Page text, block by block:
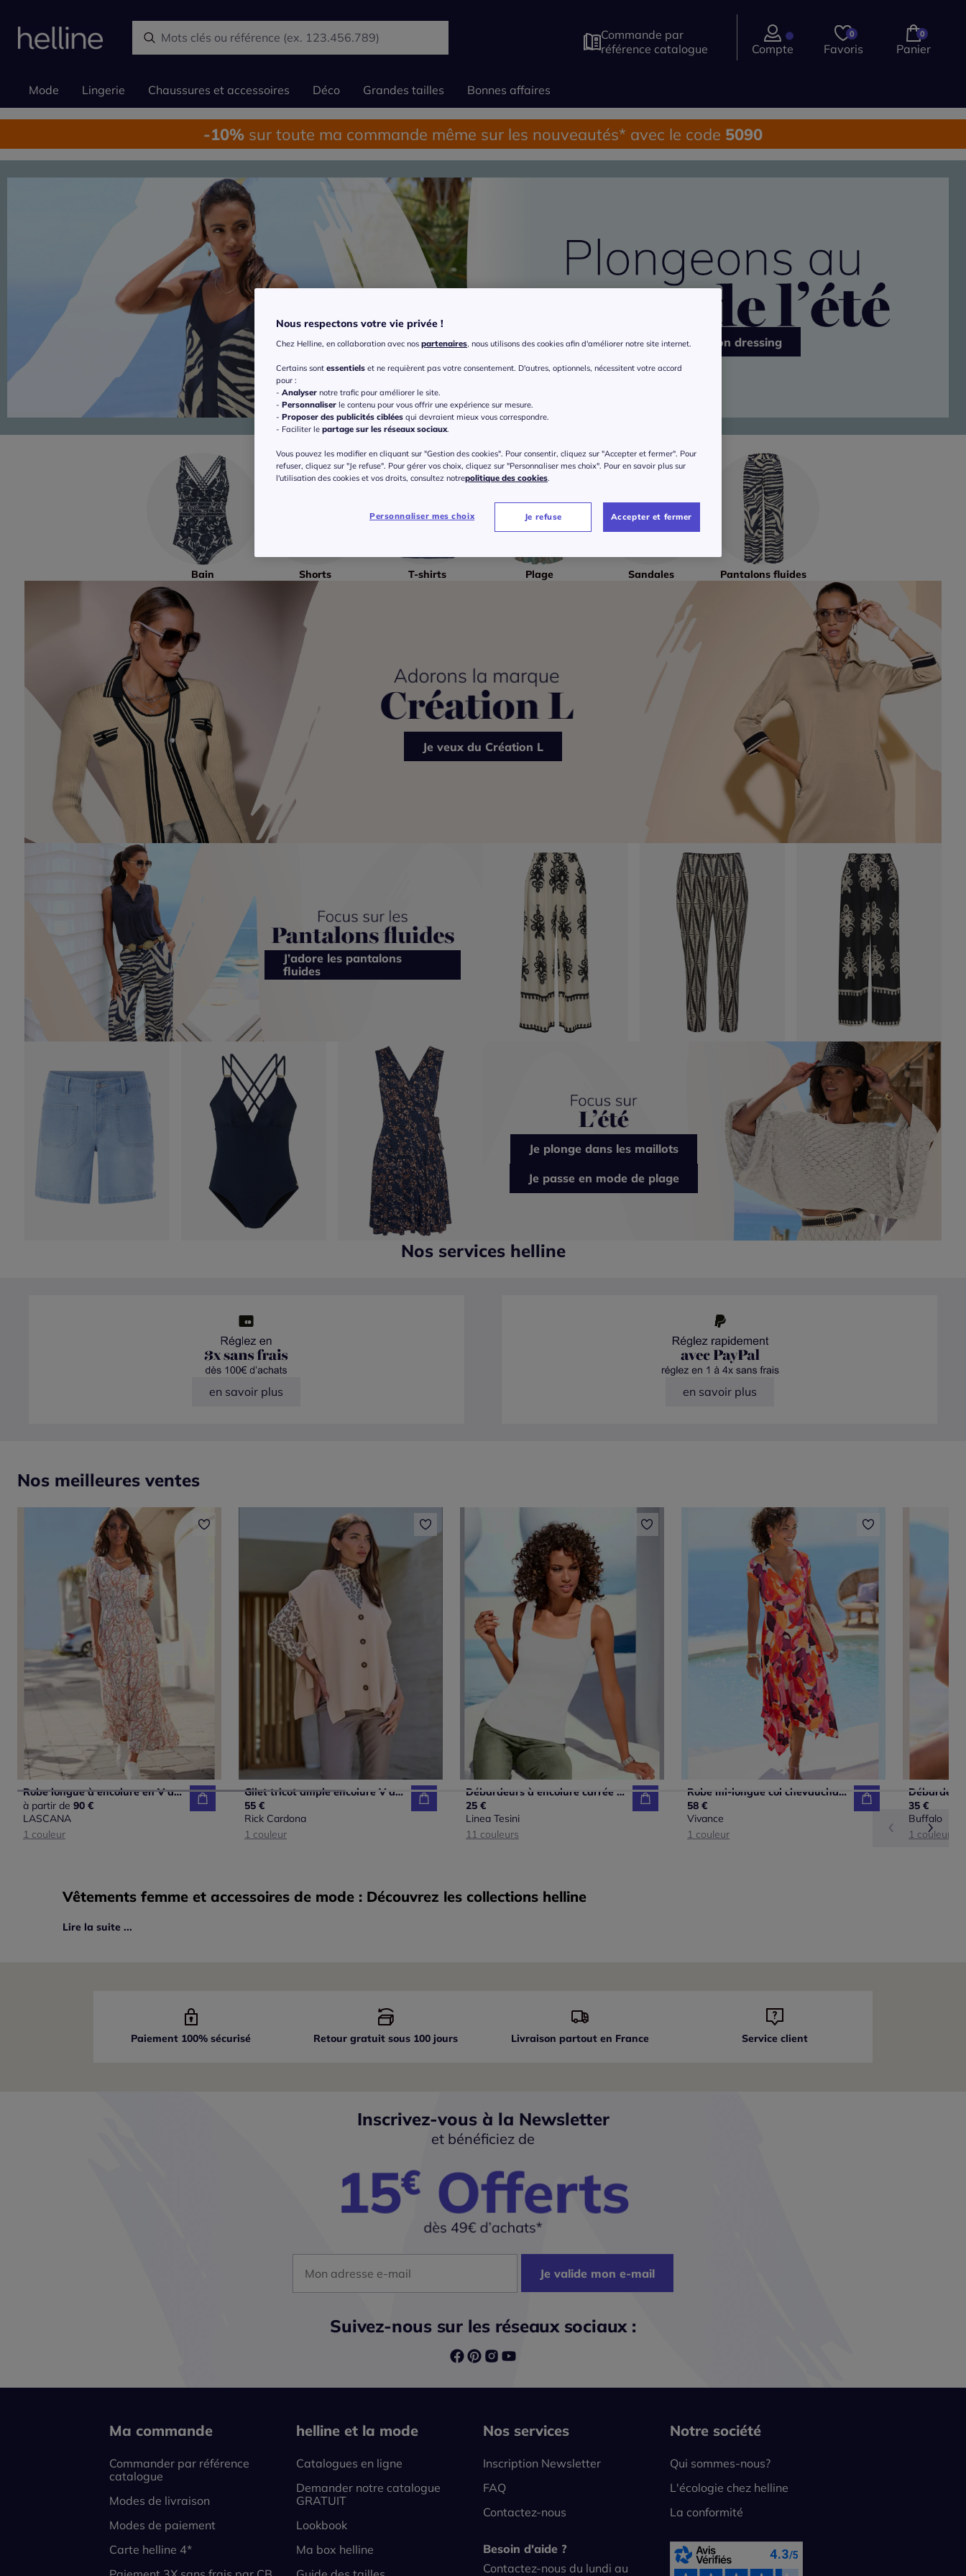
Commande par
référence catalogue
Compte
0
Favoris
0
Panier
Mode Lingerie Chaussures et accessoires Déco Grandes tailles Bonnes affaires
-10% sur toute ma commande même sur les nouveautés* avec le code 5090
J’ensoleille mon dressing
Bain Shorts T-shirts Plage Sandales Pantalons fluides
Je veux du Création L
J’adore les pantalons
fluides
Je plonge dans les maillots
Je passe en mode de plage
Nos services helline
en savoir plus en savoir plus
Nos meilleures ventes
Robe longue à encolure en V avec manches bouffantes et empiècement smocké
à partir de 90 €
LASCANA
1 couleur
Gilet tricot ample encolure V avec liens noués
55 €
Rick Cardona
1 couleur
Débardeurs à encolure carrée basiques faciles à associer
25 €
Linea Tesini
11 couleurs
Robe mi-longue col chevauchant avec ceinture et ourlet asymétrique
58 €
Vivance
1 couleur
35 €
Buffalo
1 couleur
Vêtements femme et accessoires de mode : Découvrez les collections helline
Lire la suite ...
Paiement 100% sécurisé Retour gratuit sous 100 jours Livraison partouten France Service client
Inscrivez-vous à la Newsletter
et bénéficiez de
Je valide mon e-mail
Suivez-nous sur les réseaux sociaux :
Ma commande
Commander par référence
catalogue
Modes de livraison
Modes de paiement
Carte helline 4*
helline et la mode
Catalogues en ligne
Demander notre catalogue
GRATUIT
Lookbook
Ma box helline
Nos services
Inscription Newsletter
FAQ
Contactez-nous
Besoin d'aide ?
Contactez-nous du lundi au
Notre société
Qui sommes-nous?
L'écologie chez helline
La conformité
Nous respectons votre vie privée !
Chez Helline, en collaboration avec nos partenaires, nous utilisons des cookies afin d'améliorer notre site internet.
Certains sont essentiels et ne requièrent pas votre consentement. D'autres, optionnels, nécessitent votre accord
pour :
- Analyser notre trafic pour améliorer le site.
- Personnaliser le contenu pour vous offrir une expérience sur mesure.
- Proposer des publicités ciblées qui devraient mieux vous correspondre.
- Faciliter le partage sur les réseaux sociaux.
Vous pouvez les modifier en cliquant sur "Gestion des cookies". Pour consentir, cliquez sur "Accepter et fermer". Pour
refuser, cliquez sur "Je refuse". Pour gérer vos choix, cliquez sur "Personnaliser mes choix". Pour en savoir plus sur
l'utilisation des cookies et vos droits, consultez notrepolitique des cookies.
Personnaliser mes choix Je refuse Accepter et fermer